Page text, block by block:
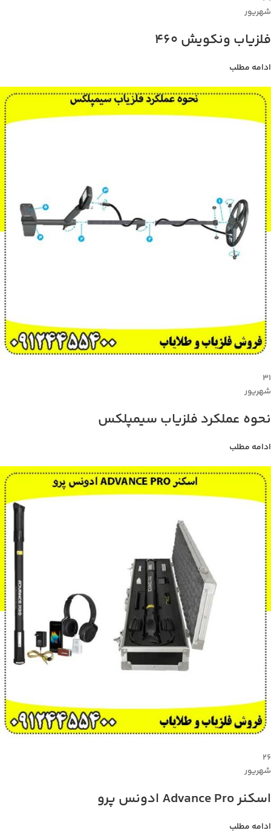
شهریور
فلزیاب ونکویش 460
ادامه مطلب
۳۱
شهریور
نحوه عملکرد فلزیاب سیمپلکس
ادامه مطلب
۲۶
شهریور
اسکنر Advance Pro ادونس پرو
ادامه مطلب